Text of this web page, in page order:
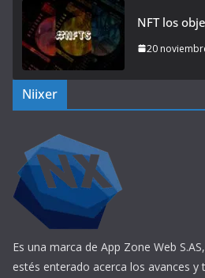
NFT los
20
Niixer
Es una marca de App Zone Web
estés enterado acerca los avances y